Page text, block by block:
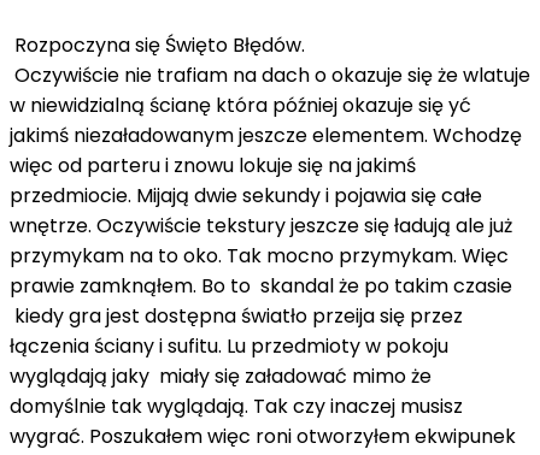
Rozpoczyna się Święto Błędów.
Oczywiście nie trafiam na dach o okazuje się że wlatuje
w niewidzialną ścianę która później okazuje się yć
jakimś niezaładowanym jeszcze elementem. Wchodzę
więc od parteru i znowu lokuje się na jakimś
przedmiocie. Mijają dwie sekundy i pojawia się całe
wnętrze. Oczywiście tekstury jeszcze się ładują ale już
przymykam na to oko. Tak mocno przymykam. Więc
prawie zamknąłem. Bo to skandal że po takim czasie
kiedy gra jest dostępna światło przeija się przez
łączenia ściany i sufitu. Lu przedmioty w pokoju
wyglądają jaky miały się załadować mimo że
domyślnie tak wyglądają. Tak czy inaczej musisz
wygrać. Poszukałem więc roni otworzyłem ekwipunek